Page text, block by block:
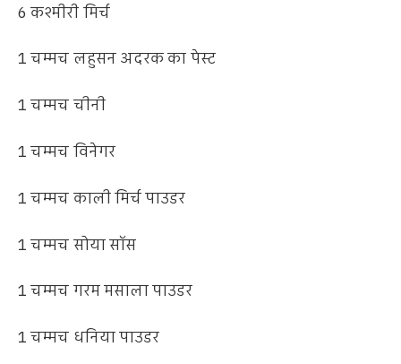
6 कश्मीरी मिर्च
1 चम्मच लहुसन अदरक का पेस्ट
1 चम्मच चीनी
1 चम्मच विनेगर
1 चम्मच काली मिर्च पाउडर
1 चम्मच सोया सॉस
1 चम्मच गरम मसाला पाउडर
1 चम्मच धनिया पाउडर